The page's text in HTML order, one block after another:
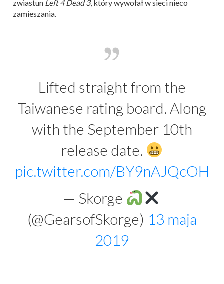
zwiastun Left 4 Dead 3, który wywołał w sieci nieco
zamieszania.
Lifted straight from the
Taiwanese rating board. Along
with the September 10th
release date.
pic.twitter.com/BY9nAJQcOH
— Skorge
(@GearsofSkorge) 13 maja
2019